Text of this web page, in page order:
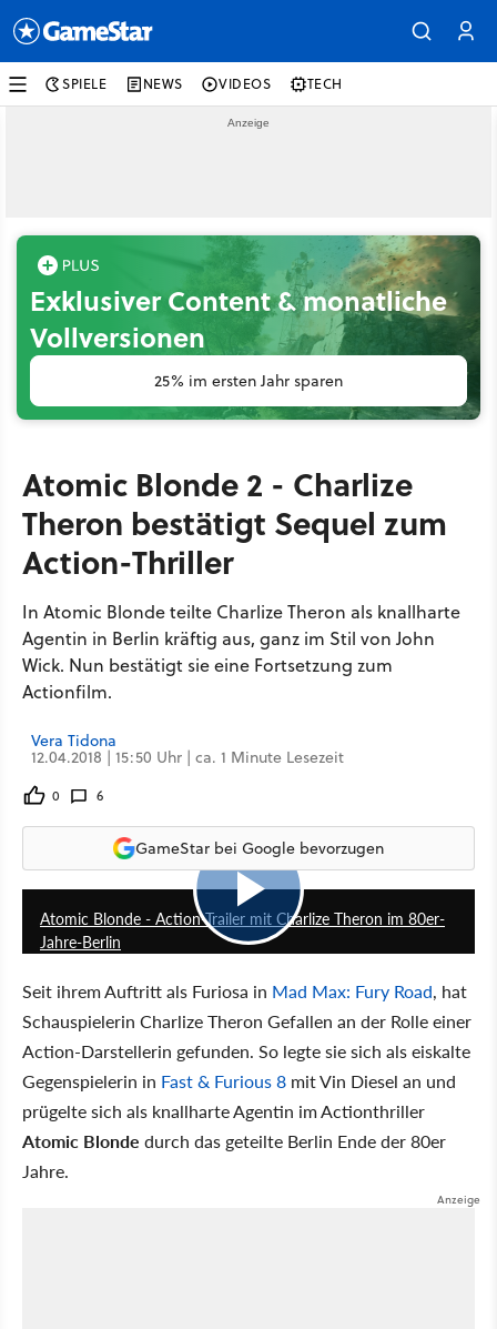
SPIELE NEWS VIDEOS TECH
Exklusiver Content & monatliche
Vollversionen
25% im ersten Jahr sparen
Atomic Blonde 2 - Charlize
Theron bestätigt Sequel zum
Action-Thriller
In Atomic Blonde teilte Charlize Theron als knallharte
Agentin in Berlin kräftig aus, ganz im Stil von John
Wick. Nun bestätigt sie eine Fortsetzung zum
Actionfilm.
Vera Tidona
12.04.2018 | 15:50 Uhr | ca. 1 Minute Lesezeit
0 6
GameStar bei Google bevorzugen
2:35
Atomic Blonde - Action-Trailer mit Charlize Theron im 80er-
Jahre-Berlin
Seit ihrem Auftritt als Furiosa in Mad Max: Fury Road, hat
Schauspielerin Charlize Theron Gefallen an der Rolle einer
Action-Darstellerin gefunden. So legte sie sich als eiskalte
Gegenspielerin in Fast & Furious 8 mit Vin Diesel an und
prügelte sich als knallharte Agentin im Actionthriller
Atomic Blonde durch das geteilte Berlin Ende der 80er
Jahre.